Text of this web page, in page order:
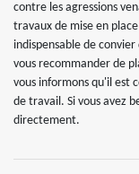
contre les agressions
travaux de mise en
indispensable de
vous recommander de
vous informons qu'il est
de travail. Si vous avez
directement.